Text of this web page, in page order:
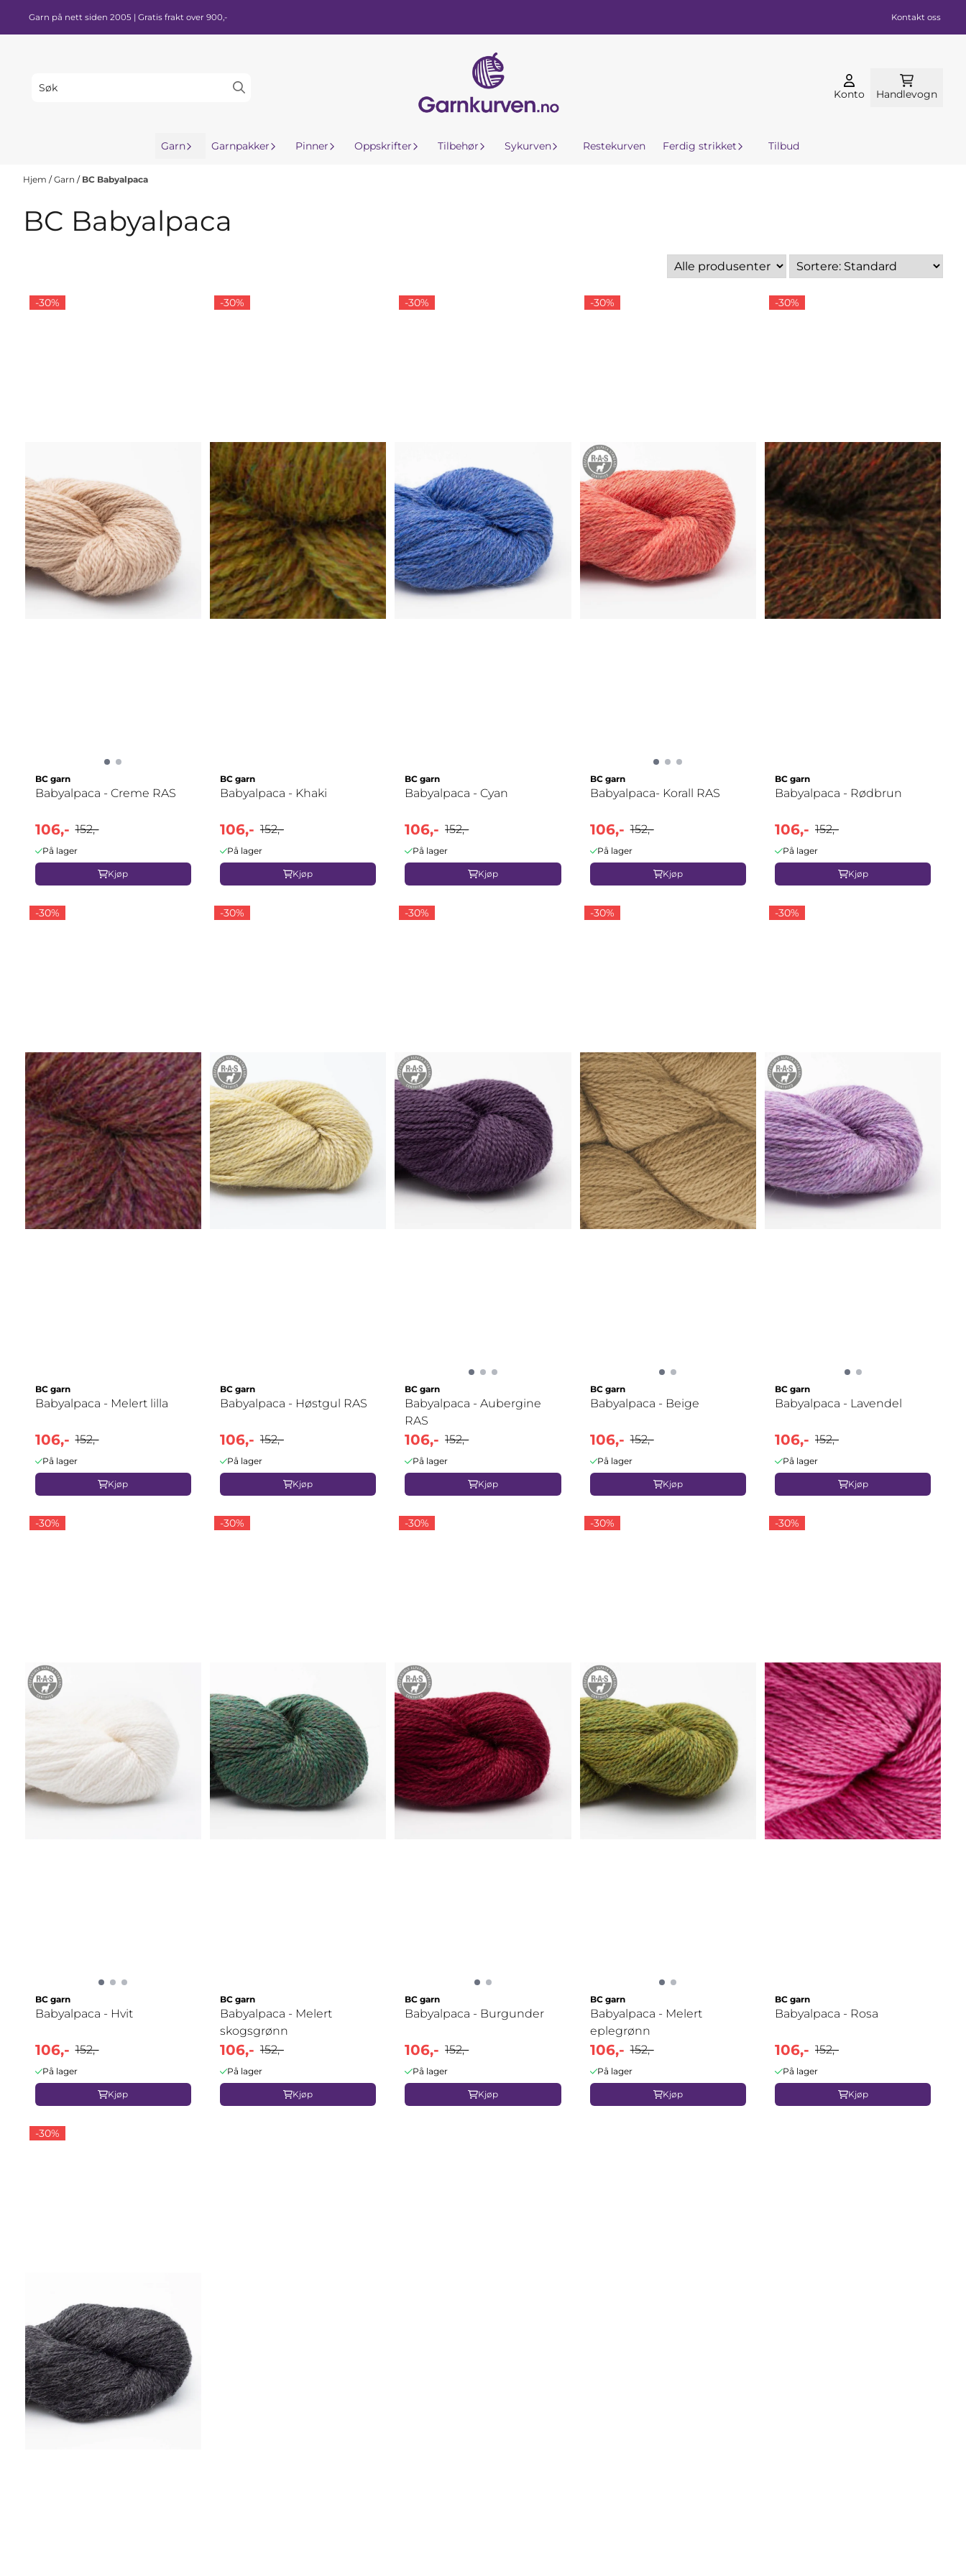
Hopp til innhold
Garn på nett siden 2005 | Gratis frakt over 900,- Kontakt oss
Konto Handlevogn
Garn Garnpakker Pinner Oppskrifter Tilbehør Sykurven Restekurven Ferdig strikket Tilbud
Hjem /Garn / BC Babyalpaca
BC Babyalpaca
-30%
BC garn
Babyalpaca - Creme RAS
106,- 152,-
På lager
Kjøp
-30%
BC garn
Babyalpaca - Khaki
106,- 152,-
På lager
Kjøp
-30%
BC garn
Babyalpaca - Cyan
106,- 152,-
På lager
Kjøp
-30%
BC garn
Babyalpaca- Korall RAS
106,- 152,-
På lager
Kjøp
-30%
BC garn
Babyalpaca - Rødbrun
106,- 152,-
På lager
Kjøp
-30%
BC garn
Babyalpaca - Melert lilla
106,- 152,-
På lager
Kjøp
-30%
BC garn
Babyalpaca - Høstgul RAS
106,- 152,-
På lager
Kjøp
-30%
BC garn
Babyalpaca - Aubergine
RAS
106,- 152,-
På lager
Kjøp
-30%
BC garn
Babyalpaca - Beige
106,- 152,-
På lager
Kjøp
-30%
BC garn
Babyalpaca - Lavendel
106,- 152,-
På lager
Kjøp
-30%
BC garn
Babyalpaca - Hvit
106,- 152,-
På lager
Kjøp
-30%
BC garn
Babyalpaca - Melert
skogsgrønn
106,- 152,-
På lager
Kjøp
-30%
BC garn
Babyalpaca - Burgunder
106,- 152,-
På lager
Kjøp
-30%
BC garn
Babyalpaca - Melert
eplegrønn
106,- 152,-
På lager
Kjøp
-30%
BC garn
Babyalpaca - Rosa
106,- 152,-
På lager
Kjøp
-30%